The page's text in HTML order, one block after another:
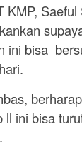
KMP,
ini bisa
ll ini bisa